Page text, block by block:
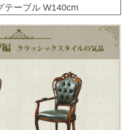
テーブル W140cm